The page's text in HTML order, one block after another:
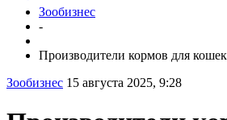
Зообизнес
-
Производители кормов для
Зообизнес 15 августа 2025, 9:28